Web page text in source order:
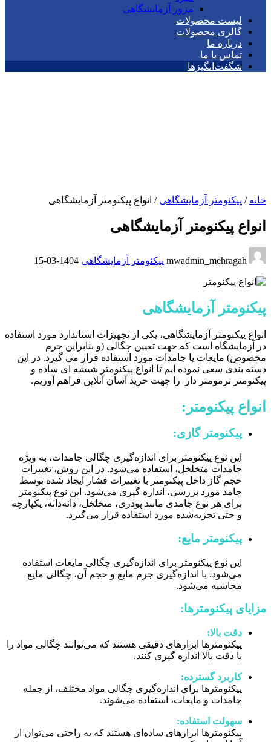
مزور آزمایشگاهی
لیست محصولات
گالری محصولات
درباره ما
تماس با ما
شگفت‌انگیزها
خانه / پیکنومتر آزمایشگاهی / انواع پیکنومتر آزمایشگاهی
انواع پیکنومتر آزمایشگاهی
پیکنومتر آزمایشگاهی 1404-03-15
پیکنومتر آزمایشگاهی
انواع پیکنومتر آزمایشگاهی، یکی از تجهیزات استاندارد مورد استفاده
در آزمایشگاه است که جهت تعیین چگالی (و بنابراین جرم
مخصوص) مایعات یا جامدات مورد استفاده قرار می گیرد. در این
دسته بندی سعی نموده ایم تا انواع پیکنومتر شیشه ای ساده و
پیکنومتر ترمومتر دار را جهت خرید آسان آنلاین فراهم آوریم.
انواع پیکنومتر:
پیکنومتر گازی:
این نوع پیکنومتر برای اندازه‌گیری چگالی جامدات، به ویژه
جامدات متخلخل، استفاده می‌شود. در این روش، تغییرات
حجم گاز داخل پیکنومتر با تغییرات فشار ایجاد شده توسط
جامد مورد بررسی، اندازه گیری می‌شود. این نوع پیکنومتر
برای هر نوع جامدی مانند پودری، متخلخل، دانه‌دانه، یکپارچه
و حتی تجزیه‌شده مورد استفاده قرار می‌گیرد.
پیکنومتر مایع:
این نوع پیکنومتر برای اندازه‌گیری چگالی مایعات استفاده
می‌شود. با اندازه‌گیری جرم مایع و حجم آن، چگالی مایع
محاسبه می‌شود.
مزایای پیکنومترها:
دقت بالا:
پیکنومترها ابزارهای دقیقی هستند که می‌توانند چگالی مواد را
با دقت بالا اندازه گیری کنند.
کاربرد گسترده:
پیکنومترها برای اندازه‌گیری چگالی مواد مختلف، از جمله
جامدات و مایعات، استفاده می‌شوند.
سهولت استفاده:
پیکنومترها ابزارهای ساده‌ای هستند که به راحتی می‌توان از